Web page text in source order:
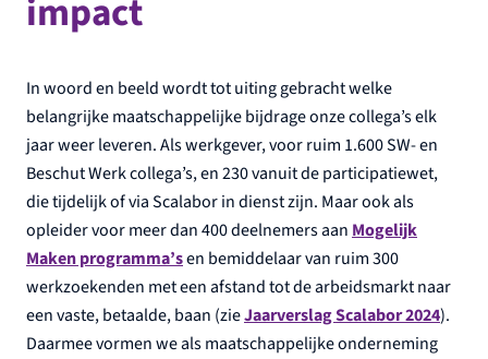
impact
In woord en beeld wordt tot uiting gebracht welke
belangrijke maatschappelijke bijdrage onze collega’s elk
jaar weer leveren. Als werkgever, voor ruim 1.600 SW- en
Beschut Werk collega’s, en 230 vanuit de participatiewet,
die tijdelijk of via Scalabor in dienst zijn. Maar ook als
opleider voor meer dan 400 deelnemers aan Mogelijk
Maken programma’sen bemiddelaar van ruim 300
werkzoekenden met een afstand tot de arbeidsmarkt naar
een vaste, betaalde, baan (zieJaarverslag Scalabor 2024).
Daarmee vormen we als maatschappelijke onderneming